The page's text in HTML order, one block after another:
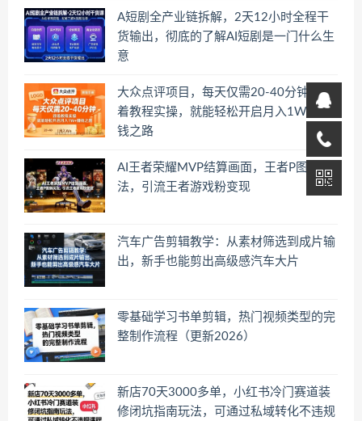
A短剧全产业链拆解，2天12小时全程干
货输出，彻底的了解AI短剧是一门什么生
意
大众点评项目，每天仅需20-40分钟，跟
着教程实操，就能轻松开启月入1W+賺
钱之路
AI王者荣耀MVP结算画面，王者P图新玩
法，引流王者游戏粉变现
汽车广告剪辑教学：从素材筛选到成片输
出，新手也能剪出高级感汽车大片
零基础学习书单剪辑，热门视频类型的完
整制作流程（更新2026）
新店70天3000多单，小红书冷门赛道装
修闭坑指南玩法，可通过私域转化不违规